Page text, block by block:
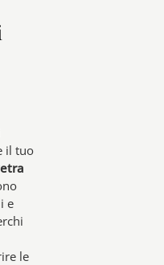
il tuo
e
le